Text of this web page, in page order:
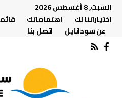
السبت, 8 أغسطس 2026
اختياراتنا لك
اهتماماتك
عن سودانايل
اتصل بنا